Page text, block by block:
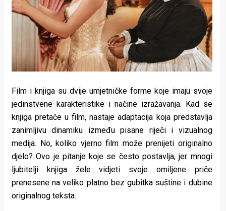
Zdravlje
stolom
u
pokretu
Ideje
koje
rade
Urban
Film i knjiga su dvije umjetničke forme koje imaju svoje
jedinstvene karakteristike i načine izražavanja. Kad se
knjiga pretače u film, nastaje adaptacija koja predstavlja
zanimljivu dinamiku između pisane riječi i vizualnog
medija. No, koliko vjerno film može prenijeti originalno
djelo? Ovo je pitanje koje se često postavlja, jer mnogi
ljubitelji knjiga žele vidjeti svoje omiljene priče
prenesene na veliko platno bez gubitka suštine i dubine
originalnog teksta.